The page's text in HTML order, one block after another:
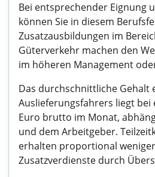
Bei entsprechender Eignung
können Sie in diesem
Zusatzausbildungen im
Güterverkehr machen den
im höheren Management
Das durchschnittliche Gehalt
Auslieferungsfahrers liegt bei
Euro brutto im Monat,
und dem Arbeitgeber.
erhalten proportional
Zusatzverdienste durch